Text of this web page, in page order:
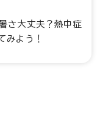
さ大丈夫？熱中症
みよう！